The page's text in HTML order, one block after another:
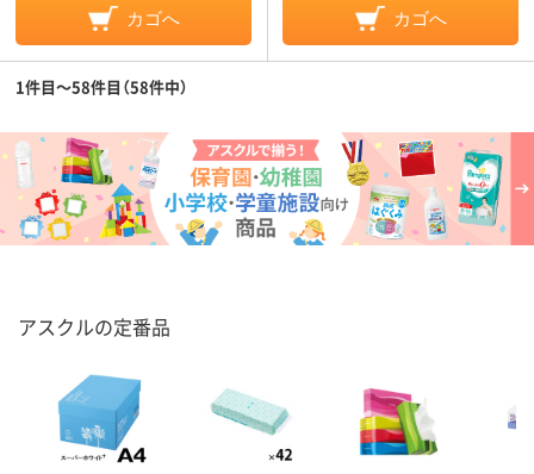
カゴへ カゴへ
1件目～58件目（58件中）
アスクルの定番品